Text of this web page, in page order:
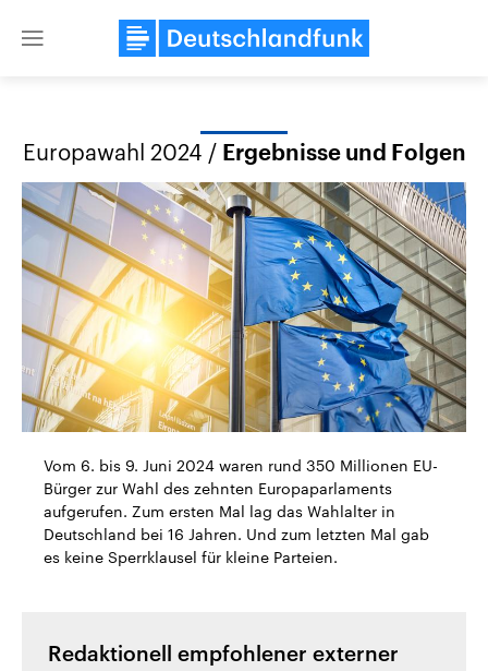
Close
Themen
Landtagswahl Sachsen-Anhalt
2026
Alle Informationen
Sachsen-Anhalt wählt am 6.
Landtag. Seit 2021 wird das
Bundesland von einer Koalition aus
CDU, SPD und FDP regiert.-
Umfragen, Prognosen,
Wahlprogramme, aktuelle Berichte
und Hintergründe zu den Parteien
und Kandidaten der anstehenden
USA
Aktuelle Beiträge,
Hintergründe
Wirtschaftlich und
den mächtigsten Ländern
mit großem Einfluss auf
aktuelle Weltgeschehen.
Sendungen Programm Podcasts
Europawahl 2024 / Ergebnisse und Folgen
Vom 6. bis 9. Juni 2024 waren rund 350 Millionen EU-
Bürger zur Wahl des zehnten Europaparlaments
aufgerufen. Zum ersten Mal lag das Wahlalter in
Deutschland bei 16 Jahren. Und zum letzten Mal gab
es keine Sperrklausel für kleine Parteien.
Redaktionell empfohlener externer